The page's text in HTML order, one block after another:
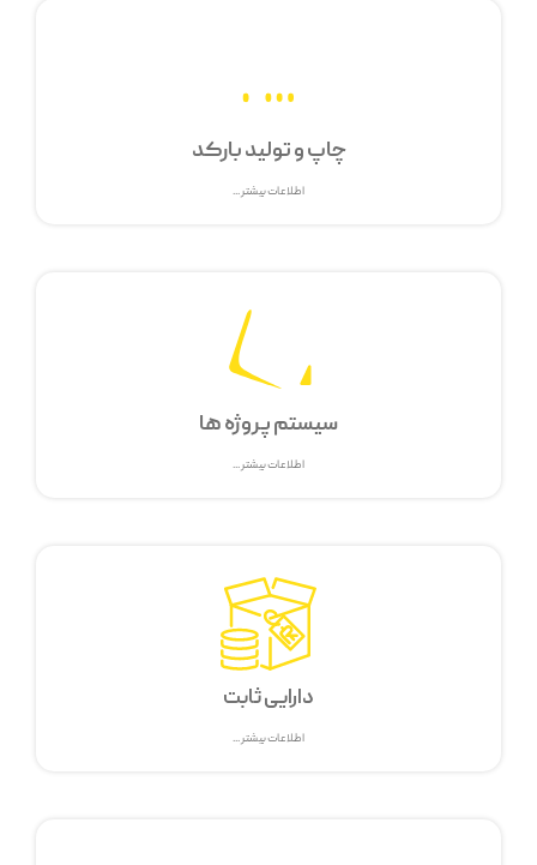
چاپ و تولید بارکد
اطلاعات بیشتر ...
سیستم پروژه ها
اطلاعات بیشتر ...
دارایی ثابت
اطلاعات بیشتر ...